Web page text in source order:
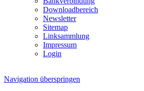
Downloadbereich
Newsletter
Sitemap
Linksammlung
Impressum
Login
Navigation überspringen